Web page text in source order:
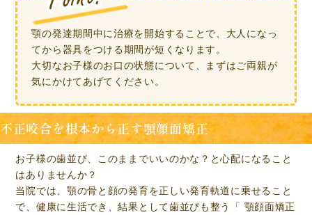
顎の発達期間中に治療を開始することで、大人になっ
てから器具をつける期間が短くなります。
大切なお子様のお口の状態について、まずはご両親が
気にかけてあげてください。
不正咬合を根本から正す顎顔面矯正
お子様の歯並び、このままでいいのかな？と心配になること
はありませんか？
当院では、顎の骨と顔の発育を正しい発育軌道に乗せること
で、健康に生活でき、結果として歯並びも整う「 顎顔面矯正